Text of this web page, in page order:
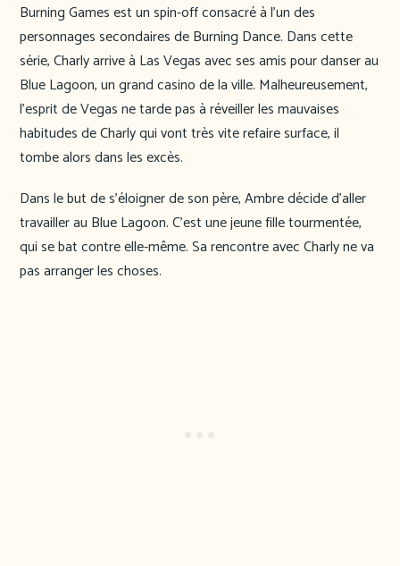
Burning Games est un spin-off consacré à l’un des
personnages secondaires de Burning Dance. Dans cette
série, Charly arrive à Las Vegas avec ses amis pour danser au
Blue Lagoon, un grand casino de la ville. Malheureusement,
l’esprit de Vegas ne tarde pas à réveiller les mauvaises
habitudes de Charly qui vont très vite refaire surface, il
tombe alors dans les excès.
Dans le but de s’éloigner de son père, Ambre décide d’aller
travailler au Blue Lagoon. C’est une jeune fille tourmentée,
qui se bat contre elle-même. Sa rencontre avec Charly ne va
pas arranger les choses.